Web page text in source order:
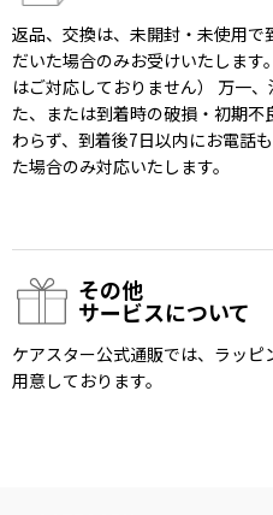
返品、交換は、未開封・未使用
だいた場合のみお受けいたしま
はご対応しておりません） 万一
た、または到着時の破損・初期
わらず、到着後7日以内にお電話
た場合のみ対応いたします。
その他
サービスについて
ケアスター公式通販では、ラッ
用意しております。